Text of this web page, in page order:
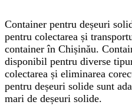
Container pentru deșeuri
pentru colectarea și
container în Chișinău.
disponibil pentru diverse
colectarea și eliminarea
pentru deșeuri solide sunt
mari de deșeuri solide.